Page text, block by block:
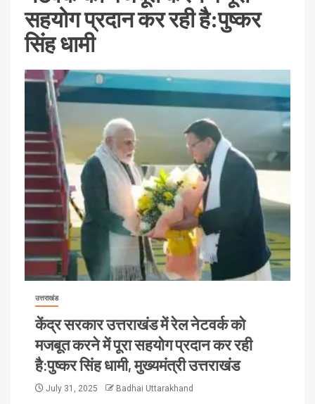
सहयोग प्रदान कर रही है:पुष्कर
सिंह धामी
उत्तराखंड
केंद्र सरकार उत्तराखंड में रेल नेटवर्क को
मजबूत करने में पूरा सहयोग प्रदान कर रही
है:पुष्कर सिंह धामी, मुख्यमंत्री उत्तराखंड
July 31, 2025 Badhai Uttarakhand